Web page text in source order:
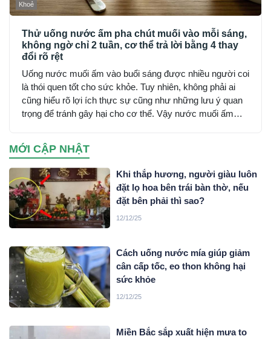
Khoẻ
Thử uống nước ấm pha chút muối vào mỗi sáng,
không ngờ chỉ 2 tuần, cơ thể trả lời bằng 4 thay
đổi rõ rệt
Uống nước muối ấm vào buổi sáng được nhiều người coi
là thói quen tốt cho sức khỏe. Tuy nhiên, không phải ai
cũng hiểu rõ lợi ích thực sự cũng như những lưu ý quan
trọng để tránh gây hại cho cơ thể. Vậy nước muối ấm
MỚI CẬP NHẬT
Khi thắp hương, người giàu luôn
đặt lọ hoa bên trái bàn thờ, nếu
đặt bên phải thì sao?
12/12/25
Cách uống nước mía giúp giảm
cân cấp tốc, eo thon không hại
sức khỏe
12/12/25
Miền Bắc sắp xuất hiện mưa to